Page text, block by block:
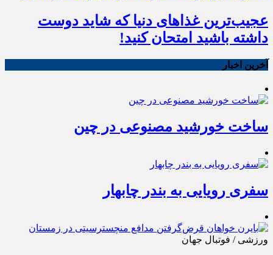
عجیب‌ترین غذاهای دنیا که شاید دوست
داشته باشید امتحان کنید!
آخرین اخبار
ساخت خورشید مصنوعی در چین
سفری رویایی به بندر چابهار
ورزشی / فوتبال جهان